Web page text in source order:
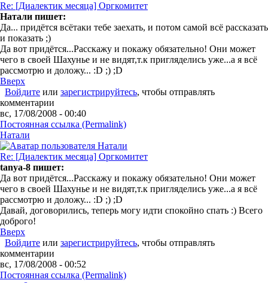
Re: [Диалектик месяца] Оргкомитет
Натали пишет:
Да... придётся всётаки тебе заехать, и потом самой всё рассказать
и показать ;)
Да вот придётся...Расскажу и покажу обязательно! Они может
чего в своей Шахунье и не видят,т.к пригляделись уже...а я всё
рассмотрю и доложу... :D ;) ;D
Вверх
Войдите или зарегистрируйтесь, чтобы отправлять
комментарии
вс, 17/08/2008 - 00:40
Постоянная ссылка (Permalink)
Натали
Re: [Диалектик месяца] Оргкомитет
tanya-8 пишет:
Да вот придётся...Расскажу и покажу обязательно! Они может
чего в своей Шахунье и не видят,т.к пригляделись уже...а я всё
рассмотрю и доложу... :D ;) ;D
Давай, договорились, теперь могу идти спокойно спать :) Всего
доброго!
Вверх
Войдите или зарегистрируйтесь, чтобы отправлять
комментарии
вс, 17/08/2008 - 00:52
Постоянная ссылка (Permalink)